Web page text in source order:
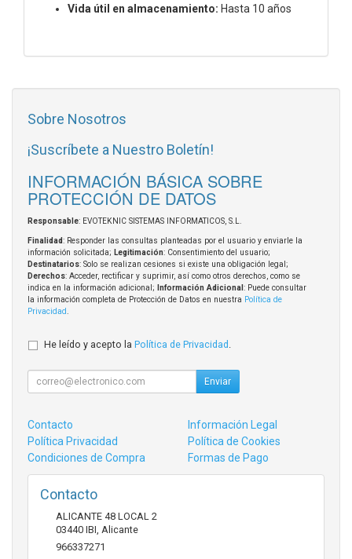
Vida útil en almacenamiento: Hasta 10 años
Sobre Nosotros
¡Suscríbete a Nuestro Boletín!
INFORMACIÓN BÁSICA SOBRE
PROTECCIÓN DE DATOS
Responsable: EVOTEKNIC SISTEMAS INFORMATICOS, S.L.
Finalidad: Responder las consultas planteadas por el usuario y enviarle la
información solicitada; Legitimación: Consentimiento del usuario;
Destinatarios: Solo se realizan cesiones si existe una obligación legal;
Derechos: Acceder, rectificar y suprimir, así como otros derechos, como se
indica en la información adicional;
Información Adicional : Puede consultar
la información completa de Protección de Datos en nuestra Política de
Privacidad
He leído y acepto la Política de Privacidad
Enviar
Contacto
Información Legal
Política Privacidad
Política de Cookies
Condiciones de Compra
Formas de Pago
Contacto
ALICANTE 48 LOCAL 2
03440 IBI Alicante
966337271